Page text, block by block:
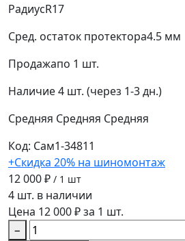
РадиусR17
Сред. остаток протектора4.5 мм
Продажапо 1 шт.
Наличие4 шт. (через 1-3 дн.)
Средняя Средняя Средняя
Код: Сам1-34811
+Скидка 20% на шиномонтаж
12 000 ₽ / 1 шт
4 шт. в наличии
Цена 12 000 ₽ за 1 шт.
−